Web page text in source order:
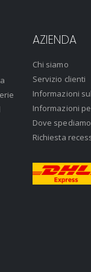
AZIENDA
Chi siamo
Servizio clienti
Informazioni
Informazioni
Dove spediamo
Richiesta